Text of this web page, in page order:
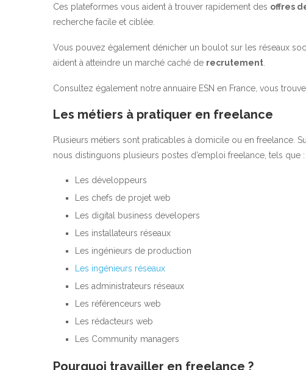
Ces plateformes vous aident à trouver rapidement des offres
recherche facile et ciblée.
Vous pouvez également dénicher un boulot sur les réseaux
aident à atteindre un marché caché de recrutement
Consultez également notre annuaire ESN en France, vous
Les métiers à pratiquer en freelance
Plusieurs métiers sont praticables à domicile ou en freelance.
nous distinguons plusieurs postes d’emploi freelance, tels que :
Les développeurs
Les chefs de projet web
Les digital business developers
Les installateurs réseaux
Les ingénieurs de production
Les ingénieurs réseaux
Les administrateurs réseaux
Les référenceurs web
Les rédacteurs web
Les Community managers
Pourquoi travailler en freelance ?